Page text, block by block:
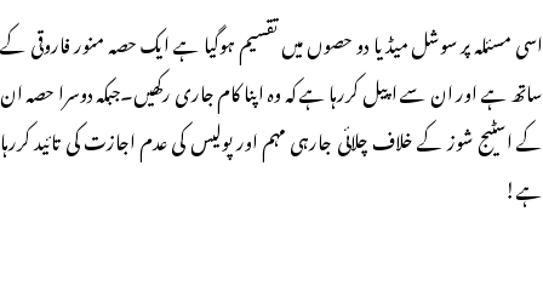
اسی مسئلہ پر سوشل میڈیا دو حصوں میں تقسیم ہوگیا ہے ایک حصہ منور فاروقی کے
ساتھ ہے اور ان سے اپیل کررہا ہے کہ وہ اپنا کام جاری رکھیں۔جبکہ دوسرا حصہ ان
کے اسٹیج شوز کے خلاف چلائی جارہی مہم اور پولیس کی عدم اجازت کی تائید کررہا
ہے!